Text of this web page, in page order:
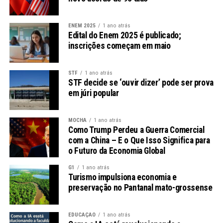
prevenção contra o uso de drogas.
cargos está estimado em R$ 21,8 milhões. Esse
investimento visa não apenas a expansão do quadro de
desembargadores, mas também a criação de uma
estrutura de suporte que garanta eficiência e agilidade
no atendimento das demandas judiciais da região.
A Estrutura Atual do TRF5
Abrangência Regional
O TRF5 é responsável pelo julgamento de matérias da
Justiça Federal em seis estados do Nordeste. A sede do
tribunal está em Recife, e sua atuação é crucial para
garantir a justiça em uma região que enfrenta diversos
desafios socioeconômicos.
Produtividade e Desafios
Embora o TRF5 seja considerado um exemplo de
ENEM 2025 1 ano atrás
Edital do Enem 2025 é publicado;
inscrições começam em maio
STF 1 ano atrás
STF decide se ‘ouvir dizer’ pode ser prova
em júri popular
MOCHA 1 ano atrás
Como Trump Perdeu a Guerra Comercial
com a China – E o Que Isso Significa para
o Futuro da Economia Global
G1 1 ano atrás
Turismo impulsiona economia e
preservação no Pantanal mato-grossense
EDUCAÇÃO 1 ano atrás